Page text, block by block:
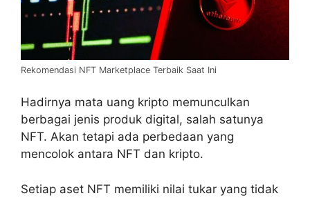
Rekomendasi NFT Marketplace Terbaik Saat Ini
Hadirnya mata uang kripto memunculkan
berbagai jenis produk digital, salah satunya
NFT. Akan tetapi ada perbedaan yang
mencolok antara NFT dan kripto.
Setiap aset NFT memiliki nilai tukar yang tidak